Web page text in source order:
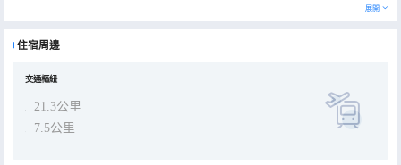
展開
住宿周邊
交通樞紐
21.3公里
7.5公里